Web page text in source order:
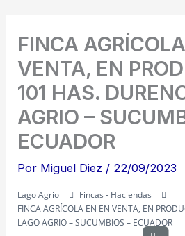
FINCA
VENTA, EN
101 HAS.
AGRIO –
ECUADOR
Por Miguel Diez / 22/09/2023
Lago Agrio
Fincas - Haciendas
FINCA AGRÍCOLA EN EN VENTA, EN
LAGO AGRIO – SUCUMBIOS – ECUADOR